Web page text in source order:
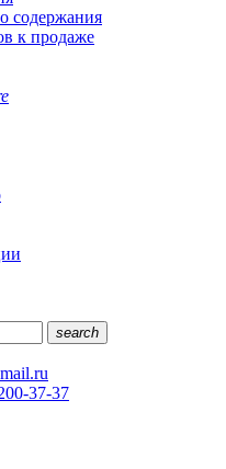
содержания
к продаже
search
37-37